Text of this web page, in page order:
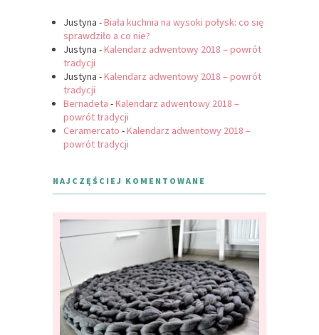
Justyna -Biała kuchnia na wysoki połysk: co się
sprawdziło a co nie?
Justyna -Kalendarz adwentowy 2018 – powrót
tradycji
Justyna -Kalendarz adwentowy 2018 – powrót
tradycji
Bernadeta -Kalendarz adwentowy 2018 –
powrót tradycji
Ceramercato -Kalendarz adwentowy 2018 –
powrót tradycji
NAJCZĘŚCIEJ KOMENTOWANE